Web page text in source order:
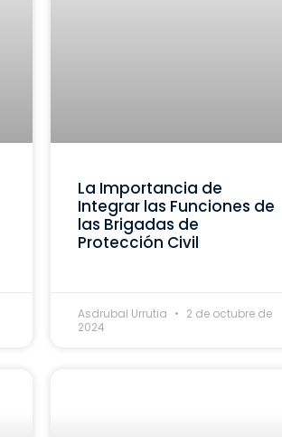
La Importancia de
Integrar las Funciones de
las Brigadas de
Protección Civil
Asdrubal Urrutia
2 de octubre de
2024